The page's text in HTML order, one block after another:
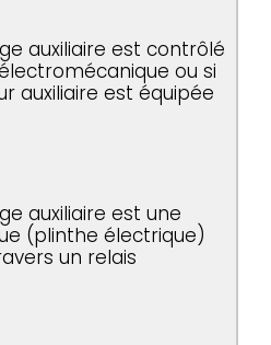
auxiliaire est contrôlé
ou si
auxiliaire est équipée
auxiliaire est une
(plinthe électrique)
un relais